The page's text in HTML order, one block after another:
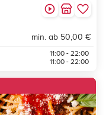
min. ab 50,00 €
11:00 - 22:00
11:00 - 22:00